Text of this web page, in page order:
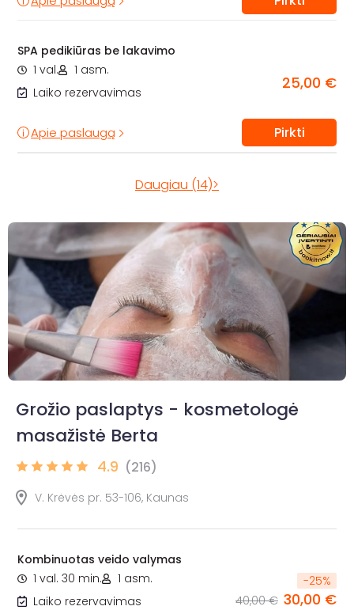
SPA pedikiūras be lakavimo
1 val.
1 asm.
Laiko rezervavimas
25,00 €
Apie paslaugą Pirkti
Daugiau (14)>
Grožio paslaptys - kosmetologė
masažistė Berta
4.9 (216)
V. Krėvės pr. 53-106, Kaunas
Kombinuotas veido valymas
1 val. 30 min.
1 asm.
Laiko rezervavimas
-25%
40,00 € 30,00 €